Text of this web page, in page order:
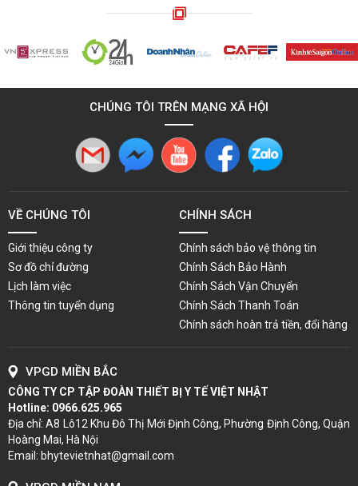
CHÚNG TÔI TRÊN MẠNG XÃ HỘI
VỀ CHÚNG TÔI
Giới thiệu công ty
Sơ đồ chỉ đường
Lịch làm việc
Thông tin tuyển dụng
CHÍNH SÁCH
Chính sách bảo vệ thông tin
Chính Sách Bảo Hành
Chính Sách Vận Chuyển
Chính Sách Thanh Toán
Chính sách hoàn trả tiền, đổi hàng
VPGD MIỀN BẮC
CÔNG TY CP TẬP ĐOÀN THIẾT BỊ Y TẾ VIỆT NHẬT
Hotline: 0966.625.965
Địa chỉ: A8 Lô12 Khu Đô Thị Mới Định Công, Phường Định Công, Quận
Hoàng Mai, Hà Nội
Email: bhytevietnhat@gmail.com